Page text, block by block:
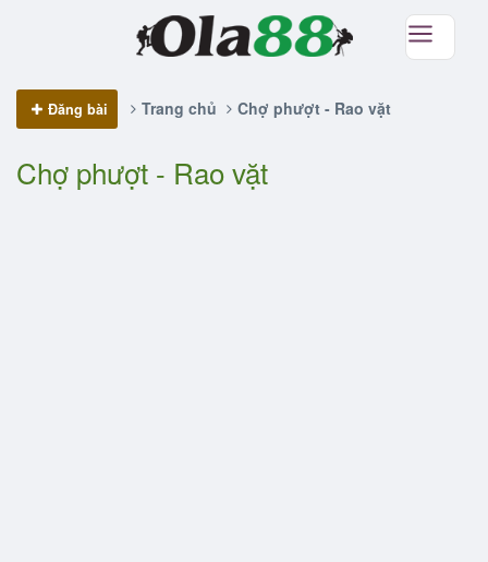
Đăng bài Trang chủ Chợ phượt - Rao vặt
Chợ phượt - Rao vặt